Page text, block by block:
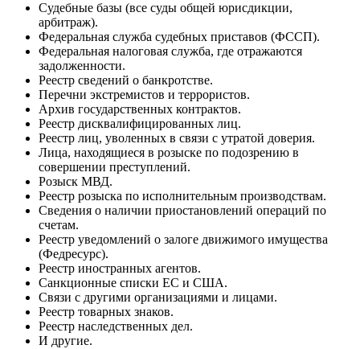
Судебные базы (все суды общей юрисдикции,
арбитраж).
Федеральная служба судебных приставов (ФССП).
Федеральная налоговая служба, где отражаются
задолженности.
Реестр сведений о банкротстве.
Перечни экстремистов и террористов.
Архив государственных контрактов.
Реестр дисквалифицированных лиц.
Реестр лиц, уволенных в связи с утратой доверия.
Лица, находящиеся в розыске по подозрению в
совершении преступлений.
Розыск МВД.
Реестр розыска по исполнительным производствам.
Сведения о наличии приостановлений операций по
счетам.
Реестр уведомлений о залоге движимого имущества
(Федресурс).
Реестр иностранных агентов.
Санкционные списки ЕС и США.
Связи с другими организациями и лицами.
Реестр товарных знаков.
Реестр наследственных дел.
И другие.